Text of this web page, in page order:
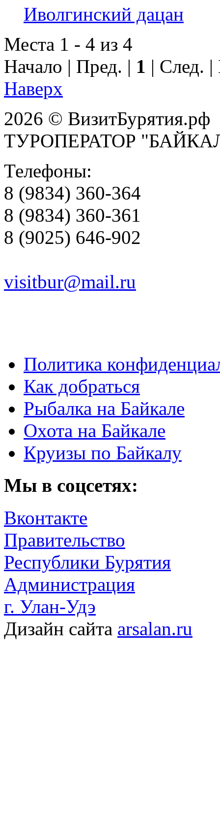
Иволгинский дацан
Места 1 - 4 из 4
Начало | Пред. | 1 | След.
Наверх
2026 © ВизитБурятия.рф
ТУРОПЕРАТОР
Телефоны:
8 (9834) 360-364
8 (9834) 360-361
8 (9025) 646-902
visitbur@mail.ru
Политика
Как добраться
Рыбалка на Байкале
Охота на Байкале
Круизы по Байкалу
Мы в соцсетях:
Вконтакте
Правительство
Республики Бурятия
Администрация
г. Улан-Удэ
Дизайн сайта arsalan.ru